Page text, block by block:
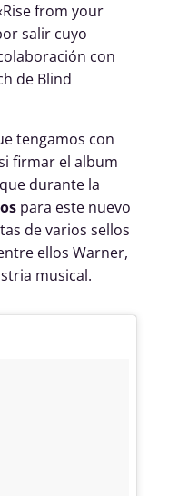
from your
salir cuyo
con
de Blind
tengamos con
firmar el album
durante la
para este nuevo
de varios sellos
ellos Warner,
musical.